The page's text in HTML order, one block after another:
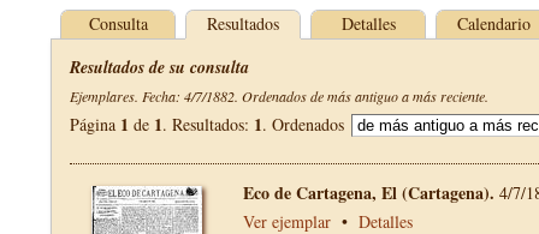
Consulta Resultados Detalles Calendario
Resultados de su consulta
Ejemplares. Fecha: 4/7/1882. Ordenados de más antiguo a más reciente.
Página 1 de 1. Resultados: 1. Ordenados
Eco de Cartagena, El (Cartagena). 4/7/
Ver ejemplar • Detalles